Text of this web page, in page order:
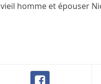
vieil homme et épouser